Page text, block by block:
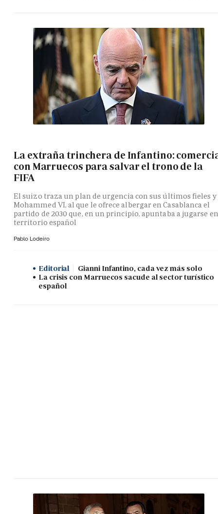
La extraña trinchera de Infantino:
con Marruecos para salvar el trono de la
FIFA
El suizo traza un plan de urgencia con sus últimos fieles y
Mohammed VI, al que le ofrece albergar en Casablanca el
partido de 2030 que, en un principio, apuntaba a jugarse en
territorio español
Pablo Lodeiro
Editorial
Gianni Infantino, cada vez más solo
La crisis con Marruecos sacude al sector turístico
español